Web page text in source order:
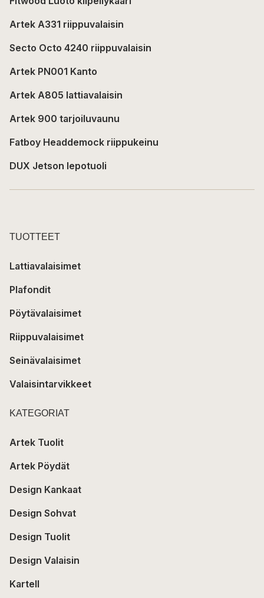
Artek A331 riippuvalaisin
Secto Octo 4240 riippuvalaisin
Artek PN001 Kanto
Artek A805 lattiavalaisin
Artek 900 tarjoiluvaunu
Fatboy Headdemock riippukeinu
DUX Jetson lepotuoli
TUOTTEET
Lattiavalaisimet
Plafondit
Pöytävalaisimet
Riippuvalaisimet
Seinävalaisimet
Valaisintarvikkeet
KATEGORIAT
Artek Tuolit
Artek Pöydät
Design Kankaat
Design Sohvat
Design Tuolit
Design Valaisin
Kartell